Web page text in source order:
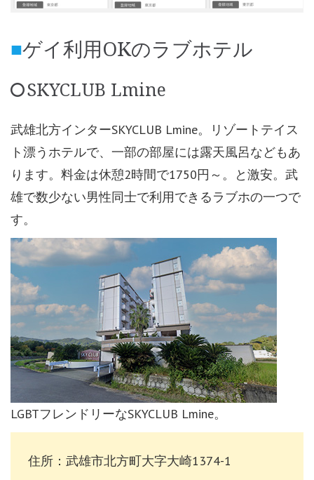
ゲイ利用OKのラブホテル
SKYCLUB Lmine
武雄北方インターSKYCLUB Lmine。リゾートテイス
ト漂うホテルで、一部の部屋には露天風呂などもあ
ります。料金は休憩2時間で1750円～。と激安。武
雄で数少ない男性同士で利用できるラブホの一つで
す。
LGBTフレンドリーなSKYCLUB Lmine。
住所：武雄市北方町大字大崎1374-1